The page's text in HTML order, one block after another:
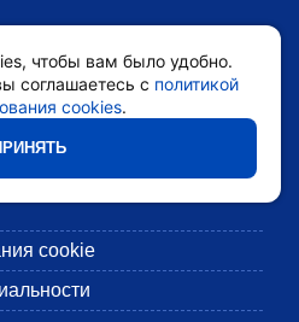
cookie
чтобы вам было удобно.
соглашаетесь с политикой
cookies.